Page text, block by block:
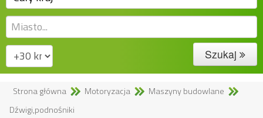
Szukaj
Strona główna Motoryzacja
Maszyny budowlane
Dźwigi,podnośniki